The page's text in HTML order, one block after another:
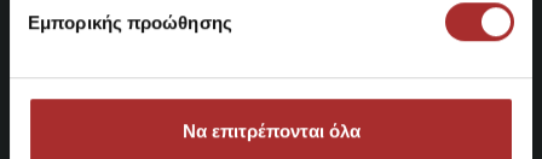
Εμπορικής προώθησης
Να επιτρέπονται όλα